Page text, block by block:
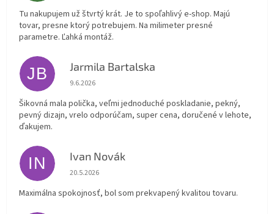
Tu nakupujem už štvrtý krát. Je to spoľahlivý e-shop. Majú
tovar, presne ktorý potrebujem. Na milimeter presné
parametre. Ľahká montáž.
JB Jarmila Bartalska
Hodnotenie obchodu je 5 z 5 hviezdičiek.
9.6.2026
Šikovná mala polička, veľmi jednoduché poskladanie, pekný,
pevný dizajn, vrelo odporúčam, super cena, doručené v lehote,
ďakujem.
IN Ivan Novák
Hodnotenie obchodu je 5 z 5 hviezdičiek.
20.5.2026
Maximálna spokojnosť, bol som prekvapený kvalitou tovaru.